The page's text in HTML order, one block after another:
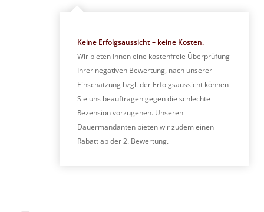
Keine Erfolgsaussicht – keine Kosten.
Wir bieten Ihnen eine kostenfreie Überprüfung
Ihrer negativen Bewertung, nach unserer
Einschätzung bzgl. der Erfolgsaussicht können
Sie uns beauftragen gegen die schlechte
Rezension vorzugehen. Unseren
Dauermandanten bieten wir zudem einen
Rabatt ab der 2. Bewertung.